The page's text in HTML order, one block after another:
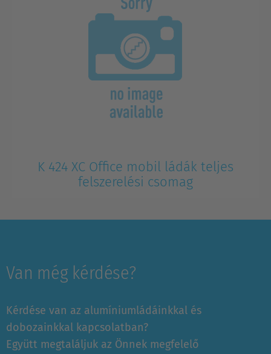
K 424 XC Office mobil ládák teljes
felszerelési csomag
Van még kérdése?
Kérdése van az alumíniumládáinkkal és
dobozainkkal kapcsolatban?
Együtt megtaláljuk az Önnek megfelelő